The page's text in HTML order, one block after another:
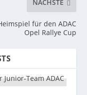
NÄCHSTE
für den ADAC
Opel Rallye Cup